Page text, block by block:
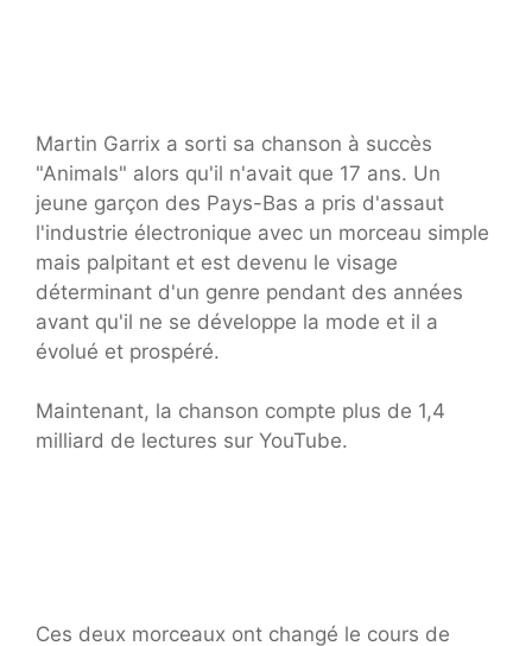
Martin Garrix a sorti sa chanson à succès
"Animals" alors qu'il n'avait que 17 ans. Un
jeune garçon des Pays-Bas a pris d'assaut
l'industrie électronique avec un morceau simple
mais palpitant et est devenu le visage
déterminant d'un genre pendant des années
avant qu'il ne se développe la mode et il a
évolué et prospéré.
Maintenant, la chanson compte plus de 1,4
milliard de lectures sur YouTube.
Ces deux morceaux ont changé le cours de